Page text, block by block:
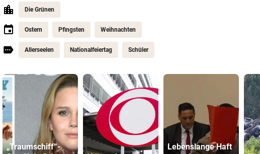
Die Grünen
Ostern Pfingsten Weihnachten
Allerseelen Nationalfeiertag Schüler
„Traumschiff“-
Lebenslange Haft